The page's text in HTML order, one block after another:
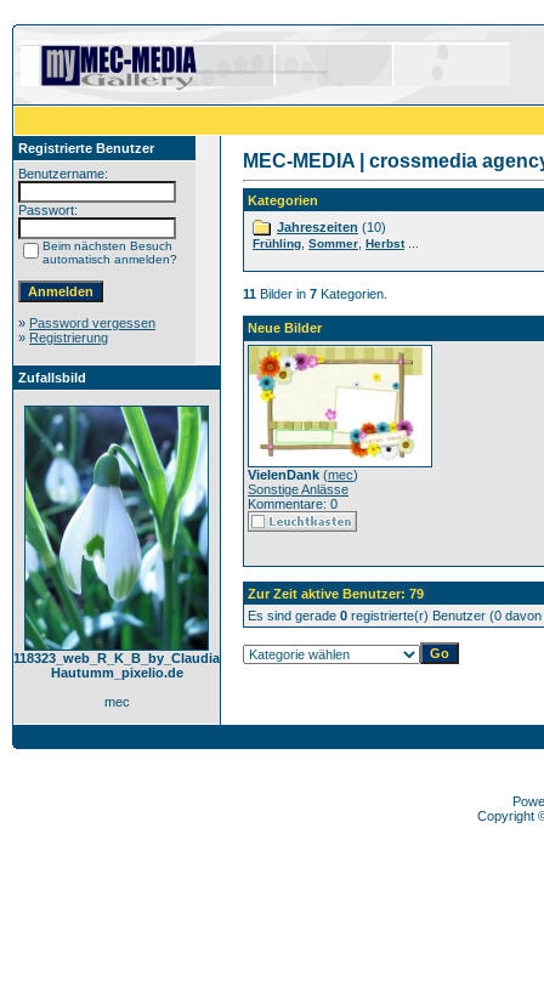
Registrierte Benutzer
Benutzername:
Passwort:
Beim nächsten Besuch
automatisch anmelden?
» Password vergessen
» Registrierung
Zufallsbild
118323_web_R_K_B_by_Claudia
Hautumm_pixelio.de
mec
MEC-MEDIA | crossmedia
Kategorien
Jahreszeiten (10)
Frühling Sommer Herbst...
11 Bilder in 7 Kategorien.
Neue Bilder
VielenDank (mec)
Sonstige Anlässe
Kommentare: 0
Zur Zeit aktive Benutzer: 79
Es sind gerade 0 registrierte(r) Benutzer (0
Copyright